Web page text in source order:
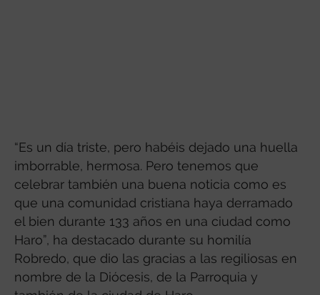
“Es un día triste, pero habéis dejado una huella
imborrable, hermosa. Pero tenemos que
celebrar también una buena noticia como es
que una comunidad cristiana haya derramado
el bien durante 133 años en una ciudad como
Haro”, ha destacado durante su homilía
Robredo, que dio las gracias a las regiliosas en
nombre de la Diócesis, de la Parroquia y